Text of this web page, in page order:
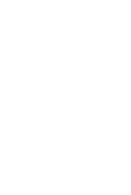
contribuer à nos efforts de